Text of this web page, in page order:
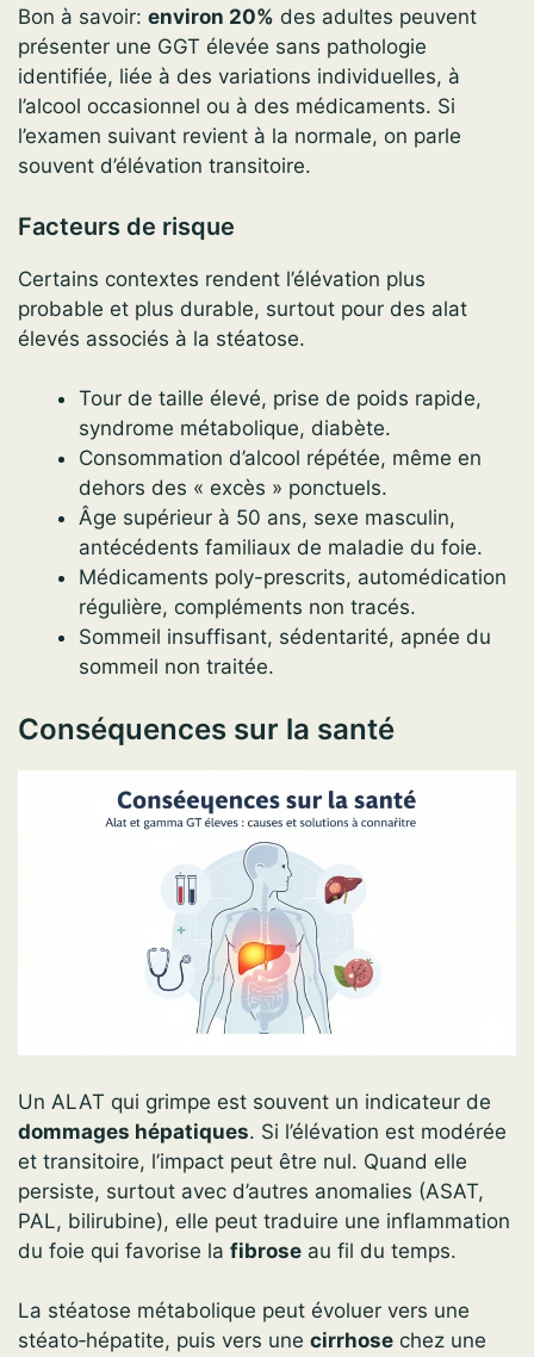
Bon à savoir: environ 20% des adultes peuvent
présenter une GGT élevée sans pathologie
identifiée, liée à des variations individuelles, à
l’alcool occasionnel ou à des médicaments. Si
l’examen suivant revient à la normale, on parle
souvent d’élévation transitoire.
Facteurs de risque
Certains contextes rendent l’élévation plus
probable et plus durable, surtout pour des alat
élevés associés à la stéatose.
Tour de taille élevé, prise de poids rapide,
syndrome métabolique, diabète.
Consommation d’alcool répétée, même en
dehors des « excès » ponctuels.
Âge supérieur à 50 ans, sexe masculin,
antécédents familiaux de maladie du foie.
Médicaments poly-prescrits, automédication
régulière, compléments non tracés.
Sommeil insuffisant, sédentarité, apnée du
sommeil non traitée.
Conséquences sur la santé
Un ALAT qui grimpe est souvent un indicateur de
dommages hépatiques. Si l’élévation est modérée
et transitoire, l’impact peut être nul. Quand elle
persiste, surtout avec d’autres anomalies (ASAT,
PAL, bilirubine), elle peut traduire une inflammation
du foie qui favorise la fibrose au fil du temps.
La stéatose métabolique peut évoluer vers une
stéato‑hépatite, puis vers une cirrhose chez une